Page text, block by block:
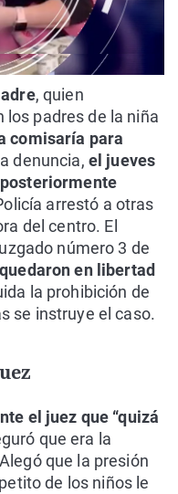
, quien
padres de la niña
comisaría para
denuncia, el jueves
arrestó a otras
del centro. El
número 3 de
en libertad
la prohibición de
se instruye el caso.
el juez que “quizá
que era la
que la presión
de los niños le